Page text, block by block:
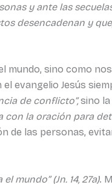
y ante las
desencadenan y
sino como
evangelio Jesús
de conflicto”,sino la
con la oración para
de las personas,
mundo” (Jn. 14, 27a).